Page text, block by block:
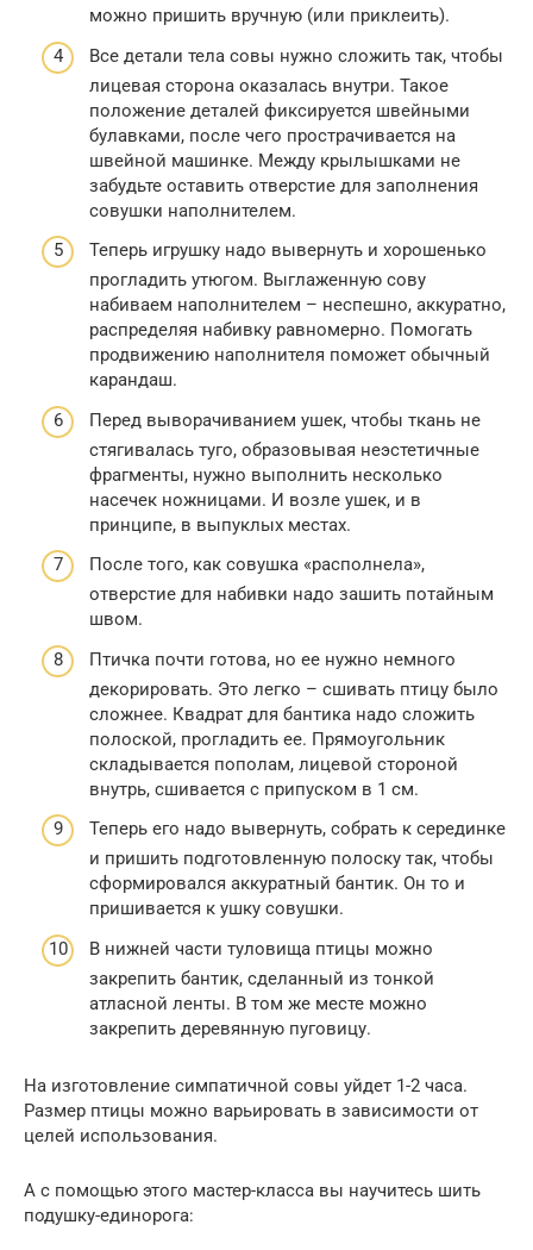
можно пришить вручную (или приклеить).
Все детали тела совы нужно сложить так, чтобы
лицевая сторона оказалась внутри. Такое
положение деталей фиксируется швейными
булавками, после чего прострачивается на
швейной машинке. Между крылышками не
забудьте оставить отверстие для заполнения
совушки наполнителем.
Теперь игрушку надо вывернуть и хорошенько
прогладить утюгом. Выглаженную сову
набиваем наполнителем – неспешно, аккуратно,
распределяя набивку равномерно. Помогать
продвижению наполнителя поможет обычный
карандаш.
Перед выворачиванием ушек, чтобы ткань не
стягивалась туго, образовывая неэстетичные
фрагменты, нужно выполнить несколько
насечек ножницами. И возле ушек, и в
принципе, в выпуклых местах.
После того, как совушка «располнела»,
отверстие для набивки надо зашить потайным
швом.
Птичка почти готова, но ее нужно немного
декорировать. Это легко – сшивать птицу было
сложнее. Квадрат для бантика надо сложить
полоской, прогладить ее. Прямоугольник
складывается пополам, лицевой стороной
внутрь, сшивается с припуском в 1 см.
Теперь его надо вывернуть, собрать к серединке
и пришить подготовленную полоску так, чтобы
сформировался аккуратный бантик. Он то и
пришивается к ушку совушки.
В нижней части туловища птицы можно
закрепить бантик, сделанный из тонкой
атласной ленты. В том же месте можно
закрепить деревянную пуговицу.
На изготовление симпатичной совы уйдет 1-2 часа.
Размер птицы можно варьировать в зависимости от
целей использования.
А с помощью этого мастер-класса вы научитесь шить
подушку-единорога: